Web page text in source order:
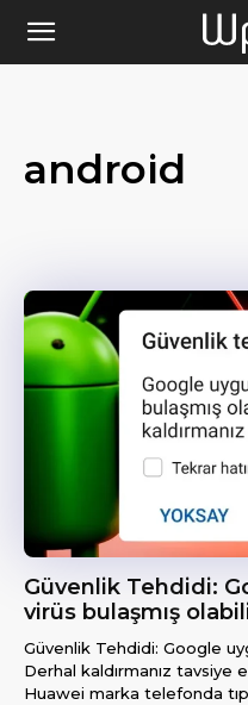
android
Güvenlik Tehdidi:
virüs bulaşmış
Güvenlik Tehdidi: Google
Derhal kaldırmanız tavsiye
Huawei marka telefonda